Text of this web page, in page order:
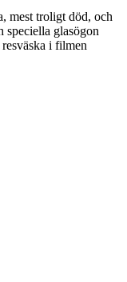
mest troligt död, och
speciella glasögon
i filmen